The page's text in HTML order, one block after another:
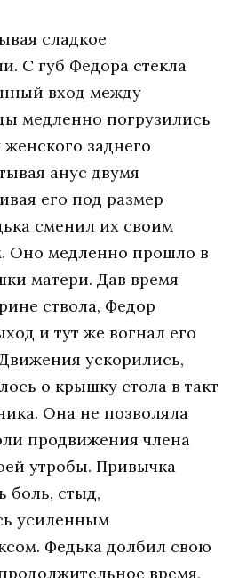
сладкое
С губ Федора стекла
вход между
медленно погрузились
заднего
анус двумя
его под размер
сменил их своим
Оно медленно прошло в
матери. Дав время
ствола, Федор
и тут же вогнал его
ускорились,
о крышку стола в такт
Она не позволяла
продвижения члена
утробы. Привычка
боль, стыд,
усиленным
Федька долбил свою
время,